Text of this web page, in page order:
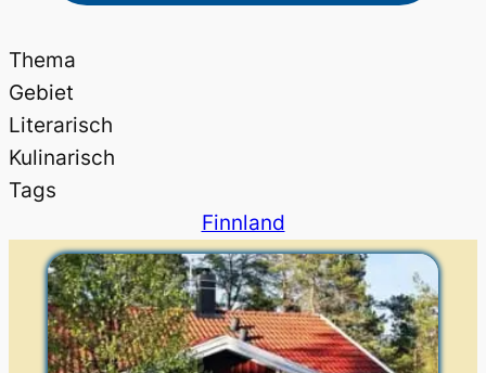
Thema
Gebiet
Literarisch
Kulinarisch
Tags
Finnland